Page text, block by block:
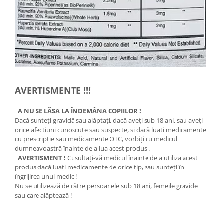
AVERTISMENTE !!!
A NU SE LĂSA LA ÎNDEMÂNA COPIILOR !
Dacă sunteţi gravidă sau alăptaţi, dacă aveţi sub 18 ani, sau aveţi
orice afecţiuni cunoscute sau suspecte, si dacă luaţi medicamente
cu prescripţie sau medicamente OTC, vorbiţi cu medicul
dumneavoastră înainte de a lua acest produs .
AVERTISMENT ! Cusultaţi-vă medicul înainte de a utiliza acest
produs dacă luaţi medicamente de orice tip, sau sunteţi în
îngrijirea unui medic !
Nu se utilizează de către persoanele sub 18 ani, femeile gravide
sau care alăptează !